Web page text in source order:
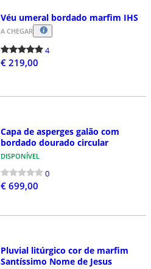
Véu umeral bordado marfim IHS
A CHEGAR
4
€ 219,00
Capa de asperges galão com
bordado dourado circular
DISPONÍVEL
0
€ 699,00
Pluvial litúrgico cor de marfim
Santíssimo Nome de Jesus